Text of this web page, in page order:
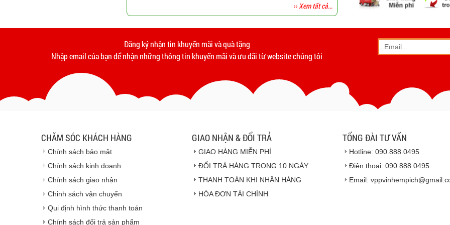
›› Xem tất cả...
- Phương thức vận
cử
- Thời hạn ước tính
Vinhempich
Đăng ký nhận tin khuyến mãi và quà tặng
Nhập email của bạn để nhận những thông tin khuyến mãi và ưu đãi từ website chúng tôi
CHĂM SÓC KHÁCH HÀNG
Chính sách bảo mật
Chính sách kinh doanh
Chính sách giao nhận
Chinh sách vận chuyển
Qui định hình thức thanh toán
Chính sách đổi trả sản phẩm
GIAO NHẬN & ĐỔI TRẢ
GIAO HÀNG MIỄN PHÍ
ĐỔI TRẢ HÀNG TRONG 10 NGÀY
THANH TOÁN KHI NHẬN HÀNG
HÓA ĐƠN TÀI CHÍNH
TỔNG ĐÀI TƯ VẤN
Hotline: 090.888.0495
Điện thoại: 090.888.0495
Email: